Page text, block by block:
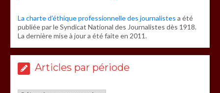
La charte d’éthique professionnelle des journalistes a été
publiée par le Syndicat National des Journalistes dès 1918.
La dernière mise à jour a été faite en 2011.
Articles par période